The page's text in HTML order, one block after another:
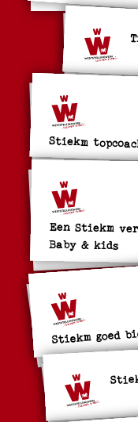
Stiekm
Een Stiekm
Baby & kids
Stiekm goed